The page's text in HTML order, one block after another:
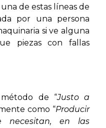
de estas líneas de
por una persona
si ve alguna
piezas con fallas
de “Justo a
como “Producir
necesitan, en las